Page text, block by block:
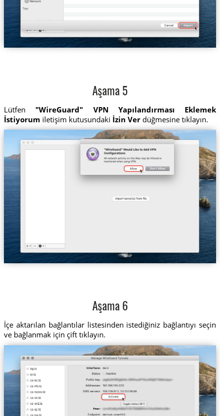
Aşama 5
Lütfen "WireGuard" VPN Yapılandırması Eklemek
İstiyorum iletişim kutusundaki İzin Verdüğmesine tıklayın.
Aşama 6
İçe aktarılan bağlantılar listesinden istediğiniz bağlantıyı seçin
ve bağlanmak için çift tıklayın.